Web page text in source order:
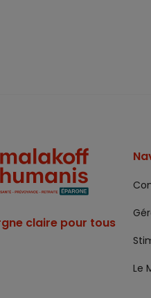
claire pour tous
Le